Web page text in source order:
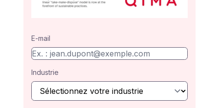
E-mail
Industrie